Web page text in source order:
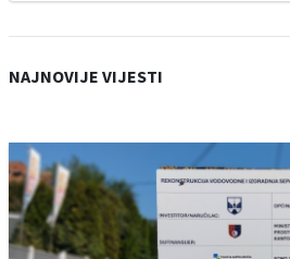
NAJNOVIJE VIJESTI